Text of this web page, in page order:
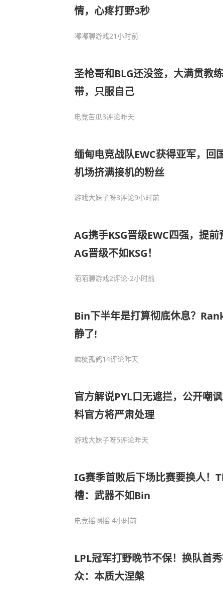
情，心疼打野3秒
嘟嘟聊游戏21小时前
圣枪哥和BLG还没签，大满贯教
带，只服自己
电竞苦瓜3评论昨天
缅甸电竞战队EWC获得亚军，回
机场挤满接机的粉丝
游戏大妹子呀3评论9小时前
AG携手KSG晋级EWC四强，提
AG晋级不如KSG！
陌陌聊游戏2评论-2小时前
Bin下半年是打算彻底休息？
静了!
嶙梳孤鹤14评论昨天
官方解说PYL口无遮拦，公开嘲
料官方将严肃处理
游戏大妹子呀5评论昨天
IG赛季首败后下场比赛要换人！
槽：武器不如Bin
电竞摇啊摇-4小时前
LPL冠军打野晚节不保！换队首
众：本质大涅槃